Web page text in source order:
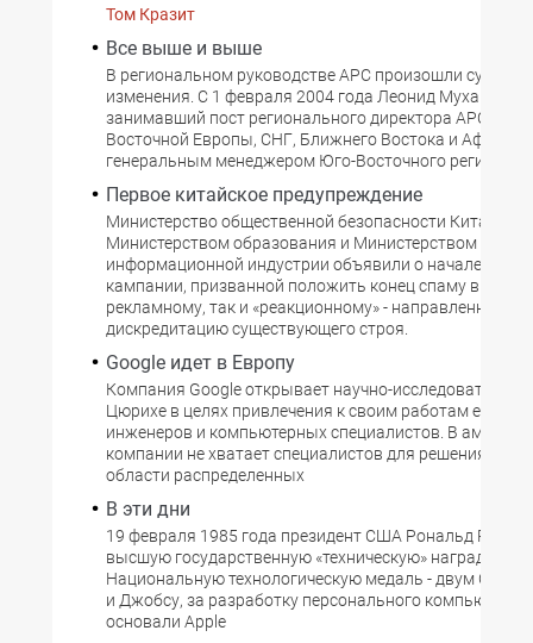
Том Кразит
Все выше и выше
В региональном руководстве APC произошли
изменения. С 1 февраля 2004 года Леонид
занимавший пост регионального директора АРС в
Восточной Европы, СНГ, Ближнего Востока и Африки,
генеральным менеджером Юго-Восточного региона
Первое китайское предупреждение
Министерство общественной безопасности Китая
Министерством образования и Министерством
информационной индустрии объявили о начале
кампании, призванной положить конец спаму в
рекламному, так и «реакционному» - направленному
дискредитацию существующего строя.
Google идет в Европу
Компания Google открывает научно-
Цюрихе в целях привлечения к своим работам
инженеров и компьютерных специалистов. В
компании не хватает специалистов для решения
области распределенных
В эти дни
19 февраля 1985 года президент США Рональд
высшую государственную «техническую» награду
Национальную технологическую медаль - двум
и Джобсу, за разработку персонального компьютера.
основали Apple